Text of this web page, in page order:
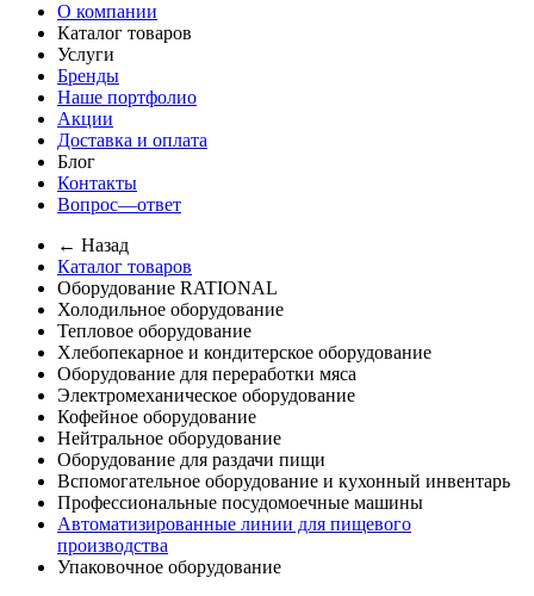
О компании
Каталог товаров
Услуги
Бренды
Наше портфолио
Акции
Доставка и оплата
Блог
Контакты
Вопрос—ответ
← Назад
Каталог товаров
Оборудование RATIONAL
Холодильное оборудование
Тепловое оборудование
Хлебопекарное и кондитерское оборудование
Оборудование для переработки мяса
Электромеханическое оборудование
Кофейное оборудование
Нейтральное оборудование
Оборудование для раздачи пищи
Вспомогательное оборудование и кухонный инвентарь
Профессиональные посудомоечные машины
Автоматизированные линии для пищевого
производства
Упаковочное оборудование